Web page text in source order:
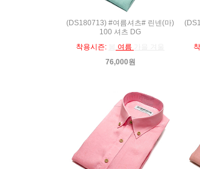
(DS180713) #여름셔츠# 린넨(마)
100 셔츠 DG
착용시즌:
여름
76,000원